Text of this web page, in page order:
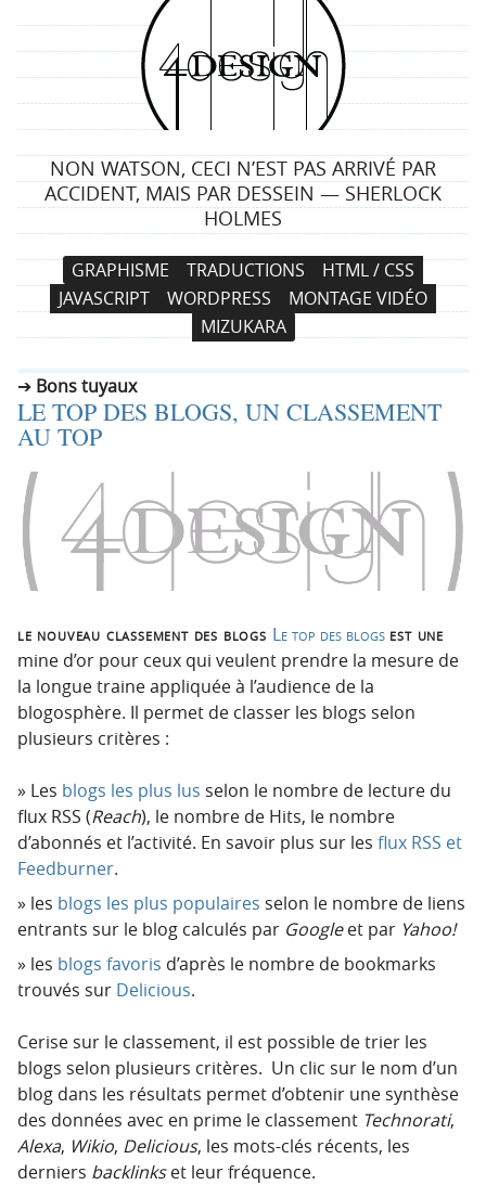
4
d
e
s
i
g
n
NON WATSON, CECI N’EST PAS ARRIVÉ PAR
ACCIDENT, MAIS PAR DESSEIN — SHERLOCK
HOLMES
a
t
i
n
r
c
i
p
a
l
a
u
c
n
e
n
GRAPHISME TRADUCTIONS
HTML / CSS
JAVASCRIPT
WORDPRESS
MONTAGE VIDÉO
MIZUKARA
Bons tuyaux
LE TOP DES BLOGS, UN CLASSEMENT
AU TOP
le nouveau classement des blogs Le top des blogsest une
mine d’or pour ceux qui veulent prendre la mesure de
la longue traine appliquée à l’audience de la
blogosphère. Il permet de classer les blogs selon
plusieurs critères :
Les blogs les plus lus selon le nombre de lecture du
flux RSS (Reach), le nombre de Hits, le nombre
d’abonnés et l’activité. En savoir plus sur les flux RSS et
Feedburner.
les blogs les plus populaires selon le nombre de liens
entrants sur le blog calculés par Googleet par Yahoo!
les blogs favoris d’après le nombre de bookmarks
trouvés sur Delicious.
Cerise sur le classement, il est possible de trier les
blogs selon plusieurs critères. Un clic sur le nom d’un
blog dans les résultats permet d’obtenir une synthèse
des données avec en prime le classement Technorati,
Alexa, Wikio, Delicious, les mots-clés récents, les
derniers backlinkset leur fréquence.